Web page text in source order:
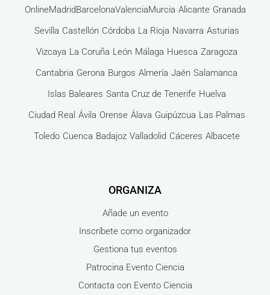
OnlineMadridBarcelonaValenciaMurcia Alicante Granada
Sevilla Castellón Córdoba La Rioja Navarra Asturias
Vizcaya La Coruña León Málaga Huesca Zaragoza
Cantabria Gerona Burgos Almería Jaén Salamanca
Islas Baleares Santa Cruz de Tenerife Huelva
Ciudad Real Ávila Orense Álava Guipúzcua Las Palmas
Toledo Cuenca Badajoz Valladolid Cáceres Albacete
ORGANIZA
Añade un evento
Inscríbete como organizador
Gestiona tus eventos
Patrocina Evento Ciencia
Contacta con Evento Ciencia